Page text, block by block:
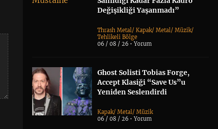
Değişikliği Yaşanmadı”
Thrash Metal/Kapak/Metal/Müzik/
Tehlikeli Bölge
06 / 08 / 26 •Yorum
Ghost Solisti Tobias Forge,
Accept Klasiği “Save Us”u
Yeniden Seslendirdi
Kapak/Metal/Müzik
06 / 08 / 26 •Yorum